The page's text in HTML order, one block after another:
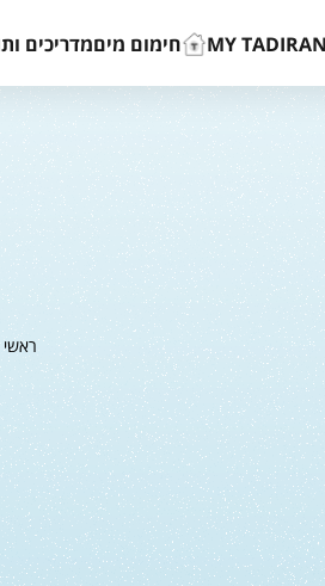
MY TADIRAN חימום מיםמדריכים
ראשי